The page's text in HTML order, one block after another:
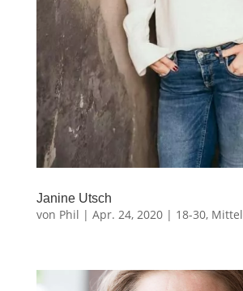
Janine Utsch
von Phil | Apr. 24, 2020| 18-30, Mittel